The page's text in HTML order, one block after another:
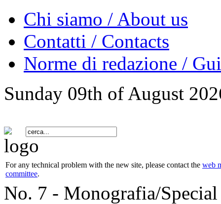
Chi siamo / About us
Contatti / Contacts
Norme di redazione /
Sunday 09th of August
For any technical problem with the new site, please contact the web
committee.
No. 7 - Monografia/Special